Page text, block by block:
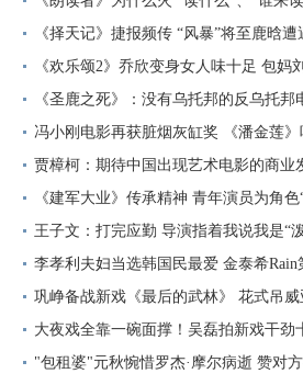
《择天记》捷报频传 “风暴”将至鹿晗
《欢乐颂2》乔欣变身女人味十足 包妈
《圣鹿之死》：没有乌托邦的反乌托邦
冯小刚电影再获脏烟灰缸奖 《潘金莲
贾樟柯：期待中国出现艺术电影的商业
《建军大业》传承精神 青年演员为角色
王子文：打完应勤 导演指着我说我是“
李孝利夫妇当选韩国民最爱 金泰希Rain
巩峥备战新戏《最后的武林》 花式吊威
大夜戏全靠一碗面撑！吴磊拍新戏干劲
"包租婆"元秋惋惜罗杰·摩尔病逝 赞对